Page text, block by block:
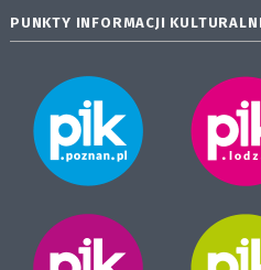
PUNKTY INFORMACJI